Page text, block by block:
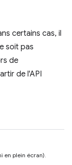
certains cas, il
soit pas
de
de l'API
en plein écran).